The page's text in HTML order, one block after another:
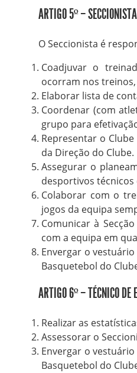
ARTIGO 5º – SECCIONISTA
O Seccionista é
Coadjuvar o
ocorram nos
Elaborar lista de
Coordenar (com
grupo para
Representar o
da Direção do Clube.
Assegurar o
desportivos técnicos
Colaborar com o
jogos da equipa
Comunicar à
com a equipa em
Envergar o
Basquetebol do
ARTIGO 6º – TÉCNICO DE
Realizar as
Assessorar o
Envergar o
Basquetebol do